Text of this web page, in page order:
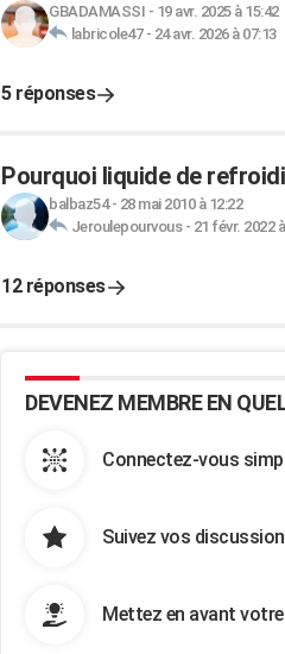
GBADAMASSI - 19 avr. 2025 à 15:42
labricole47- 24 avr. 2026 à 07:13
5 réponses
Pourquoi liquide de
balbaz54- 28 mai 2010 à 12:22
Jeroulepourvous- 21 févr. 2022
12 réponses
DEVENEZ MEMBRE EN
Connectez-vous
Suivez vos
Mettez en avant